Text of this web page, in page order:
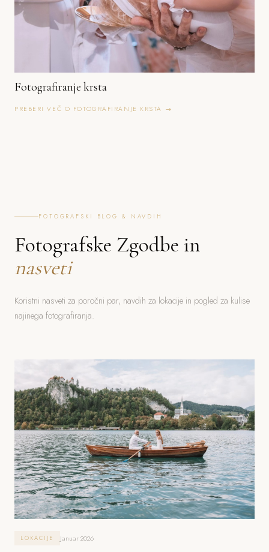
Fotografiranje krsta
PREBERI VEČ O FOTOGRAFIRANJE KRSTA →
FOTOGRAFSKI BLOG & NAVDIH
Fotografske Zgodbe in
nasveti
Koristni nasveti za poročni par, navdih za lokacije in pogled za kulise
najinega fotografiranja.
LOKACIJE Januar 2026